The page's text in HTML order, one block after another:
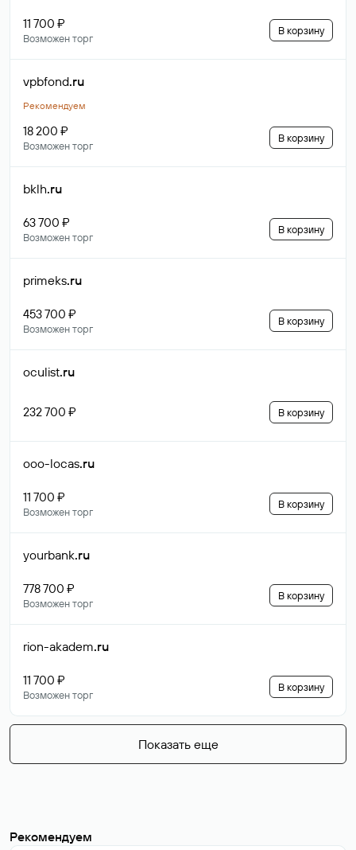
11 700 ₽
Возможен торг
В корзину
vpbfond.ru
Рекомендуем
18 200 ₽
Возможен торг
В корзину
bklh.ru
63 700 ₽
Возможен торг
В корзину
primeks.ru
453 700 ₽
Возможен торг
В корзину
oculist.ru
232 700 ₽ В корзину
ooo-locas.ru
11 700 ₽
Возможен торг
В корзину
yourbank.ru
778 700 ₽
Возможен торг
В корзину
rion-akadem.ru
11 700 ₽
Возможен торг
В корзину
Показать еще
Рекомендуем